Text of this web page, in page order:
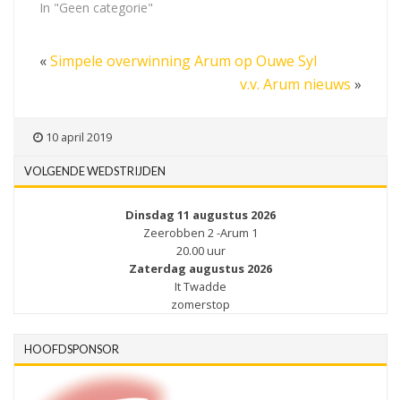
In "Geen categorie"
«Simpele overwinning Arum op Ouwe Syl
v.v. Arum nieuws »
10 april 2019
VOLGENDE WEDSTRIJDEN
Dinsdag 11 augustus 2026
Zeerobben 2 -Arum 1
20.00 uur
Zaterdag augustus 2026
It Twadde
zomerstop
HOOFDSPONSOR